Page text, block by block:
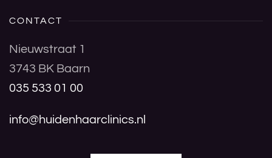
CONTACT
Nieuwstraat 1
3743 BK Baarn
035 533 01 00
info@huidenhaarclinics.nl